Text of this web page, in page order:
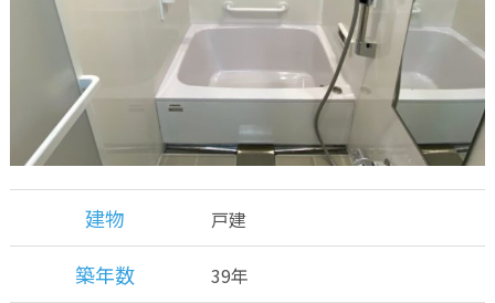
建物 戸建
築年数 39年